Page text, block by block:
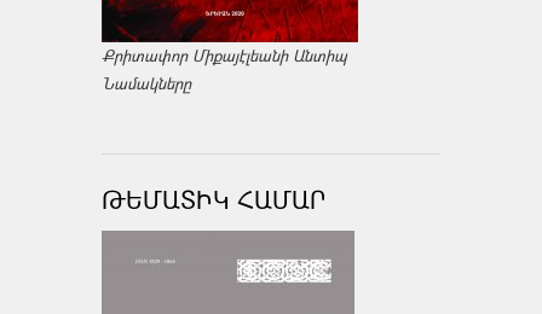
Քրիտափոր Միքայէլեանի Անտիպ
Նամակները
ԹԵՄԱՏԻԿ ՀԱՄԱՐ